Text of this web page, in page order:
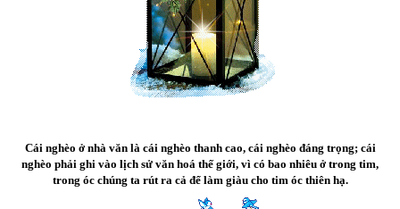
Cái nghèo ở nhà văn là cái nghèo thanh cao, cái nghèo đáng trọng; cái
nghèo phải ghi vào lịch sử văn hoá thế giới, vì có bao nhiêu ở trong tim,
trong óc chúng ta rút ra cả để làm giàu cho tim óc thiên hạ.